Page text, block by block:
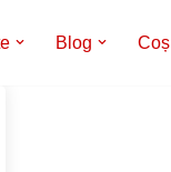
Blog Coș